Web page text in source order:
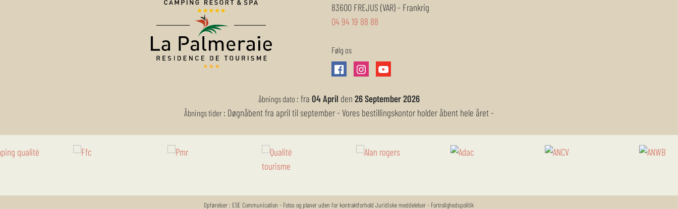
83600 FREJUS (VAR)- Frankrig
04 94 19 88 88
Følg os
åbnings dato : fra 04 April den 26 September 2026
Åbnings tider : Døgnåbent fra april til september - Vores bestillingskontor holder åbent hele året-
Opførelser : ESE Communication - Fotos og planer uden for kontraktforholdJuridiske meddelelser- Fortrolighedspolitik